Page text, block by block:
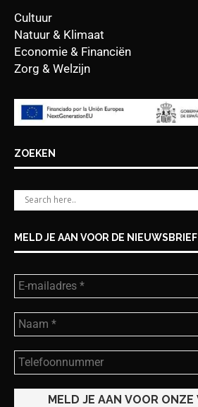
Cultuur
Natuur & Klimaat
Economie & Financiën
Zorg & Welzijn
ZOEKEN
MELD JE AAN VOOR DE NIEUWSBRIEF